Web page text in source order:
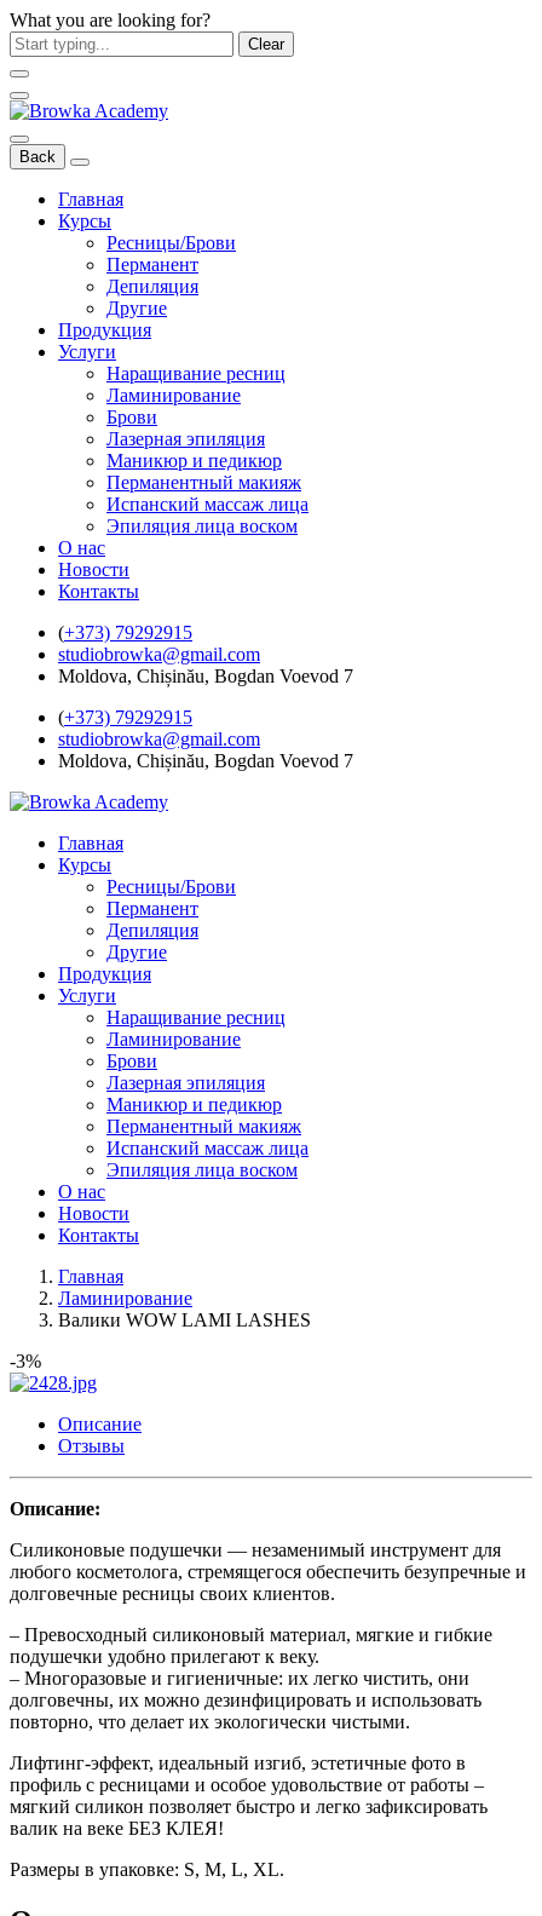
What you are looking for?
Clear
Back
Главная
Курсы
Ресницы/Брови
Перманент
Депиляция
Другие
Продукция
Услуги
Наращивание ресниц
Ламинирование
Брови
Лазерная эпиляция
Маникюр и педикюр
Перманентный макияж
Испанский массаж лица
Эпиляция лица воском
О нас
Новости
Контакты
(+373) 79292915
studiobrowka@gmail.com
Moldova, Chișinău, Bogdan Voevod 7
(+373) 79292915
studiobrowka@gmail.com
Moldova, Chișinău, Bogdan Voevod 7
Главная
Курсы
Ресницы/Брови
Перманент
Депиляция
Другие
Продукция
Услуги
Наращивание ресниц
Ламинирование
Брови
Лазерная эпиляция
Маникюр и педикюр
Перманентный макияж
Испанский массаж лица
Эпиляция лица воском
О нас
Новости
Контакты
Главная
Ламинирование
Валики WOW LAMI LASHES
-3%
Описание
Отзывы
Описание:
Силиконовые подушечки — незаменимый инструмент для
любого косметолога, стремящегося обеспечить безупречные и
долговечные ресницы своих клиентов.
– Превосходный силиконовый материал, мягкие и гибкие
подушечки удобно прилегают к веку.
– Многоразовые и гигиеничные: их легко чистить, они
долговечны, их можно дезинфицировать и использовать
повторно, что делает их экологически чистыми.
Лифтинг-эффект, идеальный изгиб, эстетичные фото в
профиль с ресницами и особое удовольствие от работы –
мягкий силикон позволяет быстро и легко зафиксировать
валик на веке БЕЗ КЛЕЯ!
Размеры в упаковке: S, M, L, XL.